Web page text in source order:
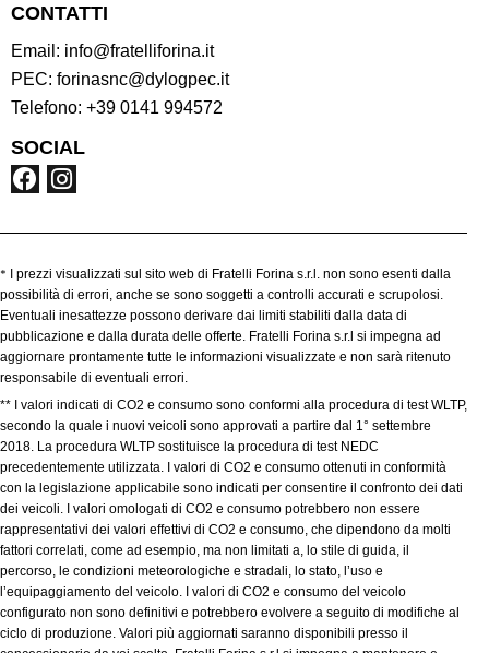
CONTATTI
Email: info@fratelliforina.it
PEC: forinasnc@dylogpec.it
Telefono: +39 0141 994572
SOCIAL
*
I prezzi visualizzati sul sito web di Fratelli Forina s.r.l. non sono esenti dalla
possibilità di errori, anche se sono soggetti a controlli accurati e scrupolosi.
Eventuali inesattezze possono derivare dai limiti stabiliti dalla data di
pubblicazione e dalla durata delle offerte. Fratelli Forina s.r.l si impegna ad
aggiornare prontamente tutte le informazioni visualizzate e non sarà ritenuto
responsabile di eventuali errori.
** I valori indicati di CO2 e consumo sono conformi alla procedura di test WLTP,
secondo la quale i nuovi veicoli sono approvati a partire dal 1° settembre
2018. La procedura WLTP sostituisce la procedura di test NEDC
precedentemente utilizzata. I valori di CO2 e consumo ottenuti in conformità
con la legislazione applicabile sono indicati per consentire il confronto dei dati
dei veicoli. I valori omologati di CO2 e consumo potrebbero non essere
rappresentativi dei valori effettivi di CO2 e consumo, che dipendono da molti
fattori correlati, come ad esempio, ma non limitati a, lo stile di guida, il
percorso, le condizioni meteorologiche e stradali, lo stato, l’uso e
l’equipaggiamento del veicolo. I valori di CO2 e consumo del veicolo
configurato non sono definitivi e potrebbero evolvere a seguito di modifiche al
ciclo di produzione. Valori più aggiornati saranno disponibili presso il